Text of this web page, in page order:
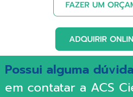
Possui alguma
em contatar a ACS